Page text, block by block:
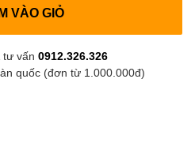
VÀO GIỎ
tư vấn 0912.326.326
quốc (đơn từ 1.000.000đ)